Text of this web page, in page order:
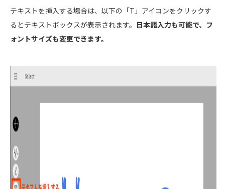
テキストを挿入する場合は、以下の「T」アイコンをクリックす
るとテキストボックスが表示されます。 日本語入力も可能で、フ
ォントサイズも変更できます。